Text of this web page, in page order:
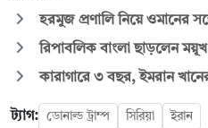
হরমুজ প্রণালি নিয়ে ওমানের
রিপাবলিক বাংলা ছাড়লেন
কারাগারে ৩ বছর, ইমরান
ট্যাগ: ডোনাল্ড ট্রাম্প সিরিয়া ইরান